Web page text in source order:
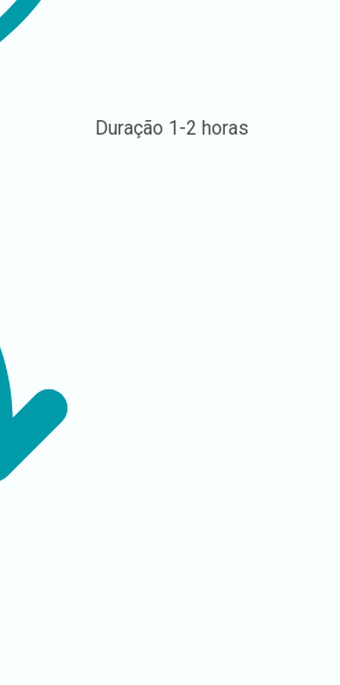
Duração 1-2 horas